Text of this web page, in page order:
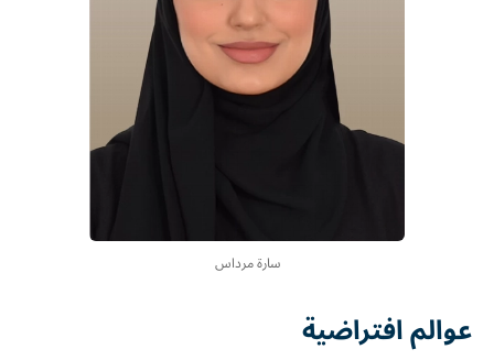
سارة مرداس
عوالم افتراضية